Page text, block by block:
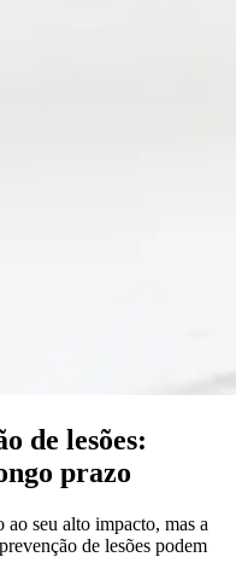
de lesões:
prazo
ao seu alto impacto, mas a
de lesões podem